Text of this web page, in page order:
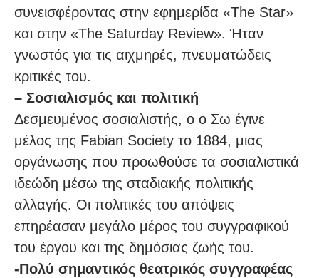
συνεισφέροντας στην εφημερίδα «The Star»
και στην «The Saturday Review». Ήταν
γνωστός για τις αιχμηρές, πνευματώδεις
κριτικές του.
– Σοσιαλισμός και πολιτική
Δεσμευμένος σοσιαλιστής, ο ο Σω έγινε
μέλος της Fabian Society το 1884, μιας
οργάνωσης που προωθούσε τα σοσιαλιστικά
ιδεώδη μέσω της σταδιακής πολιτικής
αλλαγής. Οι πολιτικές του απόψεις
επηρέασαν μεγάλο μέρος του συγγραφικού
του έργου και της δημόσιας ζωής του.
-Πολύ σημαντικός θεατρικός συγγραφέας